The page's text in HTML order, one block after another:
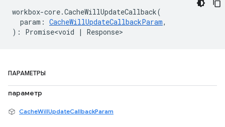
workbox-core.CacheWillUpdateCallback(
param : CacheWillUpdateCallbackParam,
) : Promise<void | Response>
ПАРАМЕТРЫ
параметр
CacheWillUpdateCallbackParam